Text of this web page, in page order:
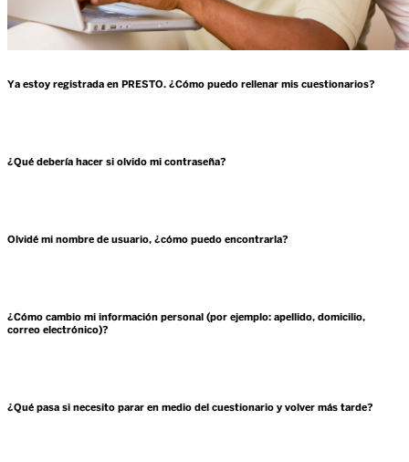
Ya estoy registrada en PRESTO. ¿Cómo puedo rellenar mis cuestionarios?
¿Qué debería hacer si olvido mi contraseña?
Olvidé mi nombre de usuario, ¿cómo puedo encontrarla?
¿Cómo cambio mi información personal (por ejemplo: apellido, domicilio,
correo electrónico)?
¿Qué pasa si necesito parar en medio del cuestionario y volver más tarde?